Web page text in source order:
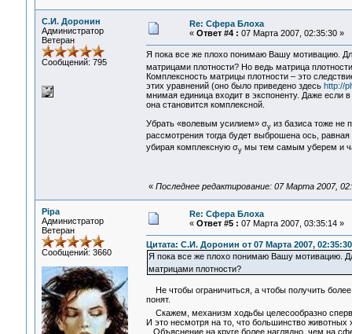
С.И. Доронин
Администратор
Ветеран
Сообщений: 795
Re: Сфера Блоха
« Ответ #4 : 07 Марта 2007, 02:35:30 »
Я пока все же плохо понимаю Вашу мотивацию.
матрицами плотности? Но ведь матрица
Комплексность матрицы плотности – это
этих уравнений (оно было приведено здесь http://
мнимая единица входит в экспоненту. Даже если
она становится комплексной.
Убрать «волевым усилием» σуиз базиса тоже не
рассмотрения тогда будет выброшена ось,
убирая комплексную σумы тем самым уберем и
« Последнее редактирование: 07 Марта 2007,
Pipa
Администратор
Ветеран
Сообщений: 3660
Re: Сфера Блоха
« Ответ #5 : 07 Марта 2007, 03:35:14 »
Цитата: С.И. Доронин от 07 Марта 2007, 02:35:30
Я пока все же плохо понимаю Вашу мотивацию.
матрицами плотности?
Не чтобы ограничиться, а чтобы получить
понят.
Скажем, механизм ходьбы целесообразно
И это несмотря на то, что большинство животных
Объяснение на круге более наглядно, чем на